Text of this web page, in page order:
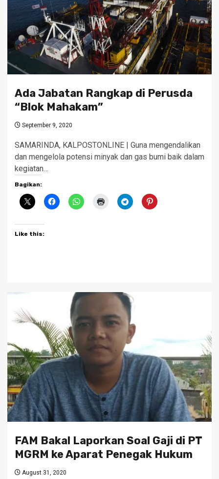
Ada Jabatan Rangkap di Perusda
“Blok Mahakam”
September 9, 2020
SAMARINDA, KALPOSTONLINE | Guna mengendalikan
dan mengelola potensi minyak dan gas bumi baik dalam
kegiatan…
Bagikan:
Like this:
FAM Bakal Laporkan Soal Gaji di PT
MGRM ke Aparat Penegak Hukum
August 31, 2020